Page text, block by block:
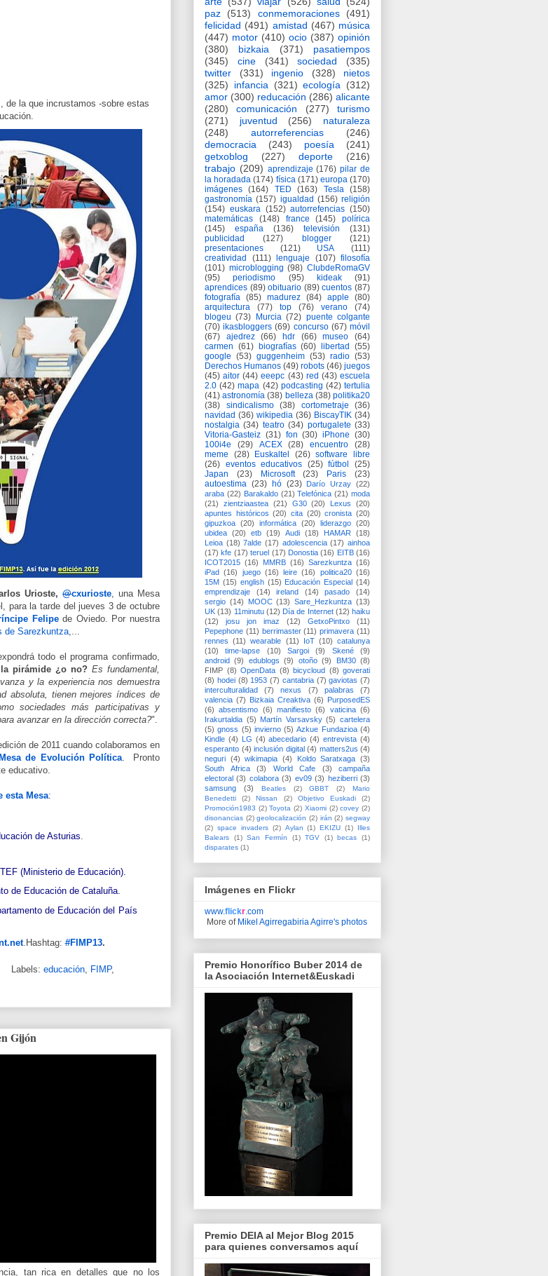
, de la que incrustamos -sobre estas
Urioste, @cxurioste, una Mesa
para la tarde del jueves 3 de octubre
Felipede Oviedo. Por nuestra
de Sarezkuntza,...
todo el programa confirmado,
pirámide ¿o no? Es fundamental,
y la experiencia nos demuestra
absoluta, tienen mejores índices de
sociedades más participativas y
avanzar en la dirección correcta?".
de 2011 cuando colaboramos en
Mesa de Evolución Política. Pronto
educativo.
esta Mesa:
de Asturias
(Ministerio de Educación).
de Educación de Cataluña.
de Educación del País
.Hashtag:#FIMP13.
Labels: educación, FIMP,
Gijón
tan rica en detalles que no los
paz
(513) conmemoraciones
(491)
felicidad (491) amistad (467) música
(447) motor (410) ocio (387) opinión
(380)
bizkaia (371)
pasatiempos
(345)
cine (341) sociedad
(335)
twitter
(331) ingenio (328)
nietos
(325)
infancia (321) ecología
(312)
amor (300) reducación (286) alicante
(280)
comunicación (277)
turismo
(271)
juventud (256)
naturaleza
(248)
autorreferencias
(246)
democracia
(243) poesía
(241)
getxoblog
(227) deporte
(216)
trabajo (209) aprendizaje (176) pilar de
la horadada (174) física (171) europa (170)
imágenes
(164) TED (163) Tesla
(158)
gastronomía (157) igualdad (156) religión
(154) euskara (152) autorrefencias (150)
matemáticas
(148) france (145)
polírica
(145)
españa (136) televisión
(131)
publicidad
(127) blogger
(121)
presentaciones
(121) USA
(111)
creatividad
(111) lenguaje (107) filosofía
(101) microblogging (98) ClubdeRomaGV
(95)
periodismo (95) kideak
(91)
aprendices (89) obituario (89) cuentos (87)
fotografía (85) madurez (84) apple
(80)
arquitectura
(77) top (76) verano
(74)
blogeu (73) Murcia (72) puente colgante
(70) ikasbloggers (69) concurso (67) móvil
(67)
ajedrez (66) hdr (66) museo
(64)
carmen (61) biografías (60) libertad
(55)
google (53) guggenheim (53) radio (53)
Derechos Humanos (49) robots (46) juegos
(45) aitor (44) eeepc (43) red (43) escuela
2.0 (42) mapa (42) podcasting (42) tertulia
(41) astronomía (38) belleza (38) politika20
(38)
sindicalismo (38) cortometraje
(36)
navidad (36) wikipedia (36) BiscayTIK (34)
nostalgia (34) teatro (34) portugalete (33)
Vitoria-Gasteiz (31) fon (30) iPhone (30)
100i4e
(29) ACEX (28) encuentro
(28)
meme
(28) Euskaltel (26) software libre
(26) eventos educativos (25) fútbol
(25)
Japan
(23) Microsoft (23) Paris
(23)
autoestima (23) hó (23) Darío Urzay (22)
araba (22) Barakaldo (21) Telefónica (21) moda
(21)
zientziaastea (21) G30 (20) Lexus
(20)
apuntes históricos (20) cita (20) cronista (20)
gipuzkoa (20) informática (20) liderazgo (20)
ubidea (20) etb (19) Audi (18) HAMAR
(18)
Leioa (18) 7alde (17) adolescencia (17) ainhoa
(17) kfe (17) teruel (17) Donostia (16) EITB (16)
ICOT2015 (16) MMRB (16) Sarezkuntza (16)
iPad (16) juego (16) leire (16) politica20 (16)
15M (15) english (15) Educación Especial (14)
emprendizaje
(14) ireland (14) pasado
(14)
sergio (14) MOOC (13) Sare_Hezkuntza (13)
UK (13) 11minutu (12) Día de Internet (12) haiku
(12)
josu jon imaz (12) GetxoPintxo
(11)
Pepephone (11) berrimaster (11) primavera (11)
rennes (11) wearable (11) IoT (10) catalunya
(10)
time-lapse (10) Sargoi (9) Skené
(9)
android (9) edublogs (9) otoño (9) BM30 (8)
FIMP (8) OpenData (8) bicycloud (8) goverati
(8) hodei (8) 1953 (7) cantabria (7) gaviotas (7)
interculturalidad
(7) nexus (7) palabras
(7)
valencia (7) Bizkaia Creaktiva (6) PurposedES
(6)
absentismo (6) manifiesto (6) vaticina (6)
Irakurtaldia (5) Martín Varsavsky (5) cartelera
(5) gnoss (5) invierno (5) Azkue Fundazioa (4)
Kindle (4) LG (4) abecedario (4) entrevista (4)
esperanto (4) inclusión digital (4) matters2us (4)
neguri (4) wikimapia (4) Koldo Saratxaga (3)
South Africa
(3) World Cafe (3)
campaña
electoral (3) colabora (3) ev09 (3) heziberri (3)
samsung
(3) Beatles (2) GBBT (2)
Mario
Benedetti
(2) Nissan (2) Objetivo Euskadi
(2)
Promoción1983 (2) Toyota (2) Xiaomi (2) covey (2)
disonancias (2) geolocalización (2) irán (2) segway
(2) space invaders (2) Aylan (1) EKIZU (1)
Illes
Balears
(1) San Fermín (1) TGV (1) becas
(1)
disparates (1)
Imágenes en Flickr
www.flickr .com
More of Mikel Agirregabiria Agirre's photos
Premio Honorífico Buber 2014 de
la Asociación Internet&Euskadi
Premio DEIA al Mejor Blog 2015
para quienes conversamos aquí